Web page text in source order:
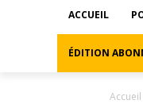
ACCUEIL
ÉDITION
Accueil